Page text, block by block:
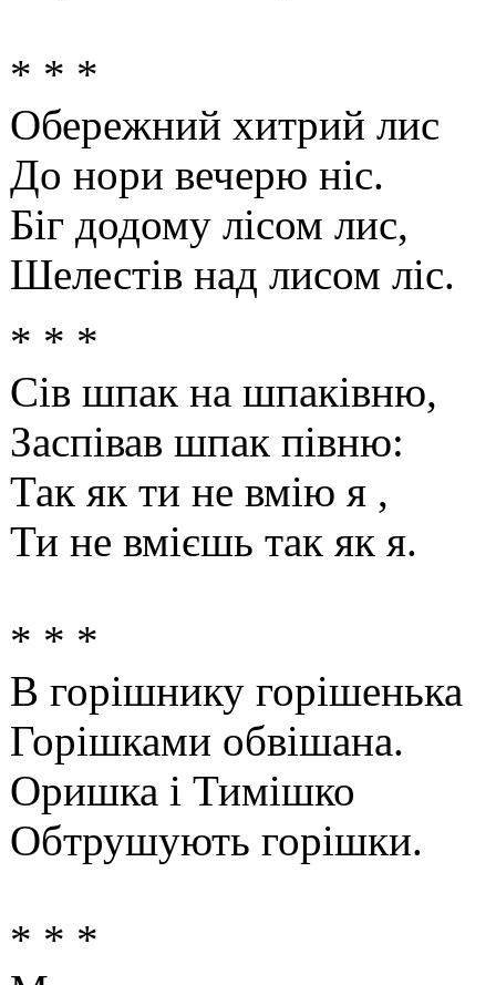
* * *
Обережний хитрий лис
До нори вечерю ніс.
Біг додому лісом лис,
Шелестів над лисом ліс.
* * *
Сів шпак на шпаківню,
Заспівав шпак півню:
Так як ти не вмію я ,
Ти не вмієшь так як я.
* * *
В горішнику горішенька
Горішками обвішана.
Оришка і Тимішко
Обтрушують горішки.
* * *